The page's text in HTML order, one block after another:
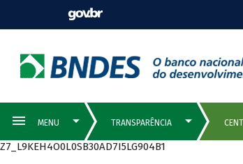
Z7_L9KEH4O0L0SB30AD7I5LG904B1